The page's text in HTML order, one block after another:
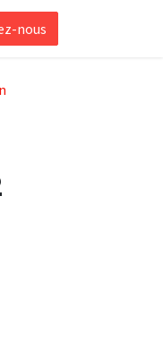
nous